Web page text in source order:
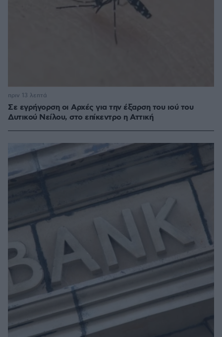
Σε εγρήγορση οι Αρχές για την έξαρση του ιού του
Δυτικού Νείλου, στο επίκεντρο η Αττική
πριν 13 λεπτά